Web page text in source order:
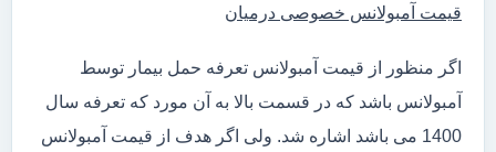
قیمت آمبولانس خصوصی درمیان
اگر منظور از قیمت آمبولانس تعرفه حمل بیمار توسط
آمبولانس باشد که در قسمت بالا به آن مورد که تعرفه سال
1400 می باشد اشاره شد. ولی اگر هدف از قیمت آمبولانس